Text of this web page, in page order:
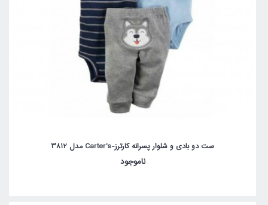
ست دو بادی و شلوار پسرانه کارترز-Carter's مدل 3812
ناموجود